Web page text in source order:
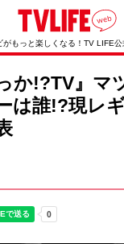
がもっと楽しくなる！TV LIFE公
か!?TV』マ
は誰!?現レ